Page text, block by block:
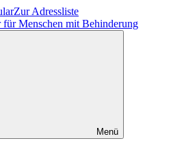
Zur Adressliste
für Menschen mit Behinderung
Menü